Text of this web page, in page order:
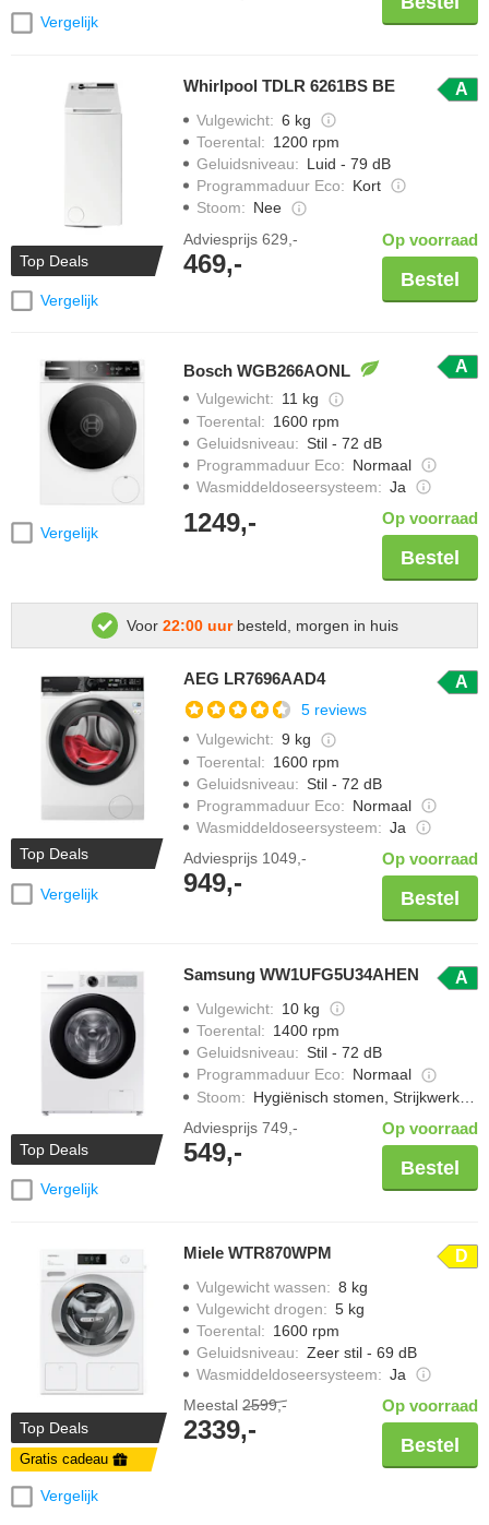
Vergelijk
Top Deals
Vergelijk
Whirlpool TDLR 6261BS BE A
Vulgewicht: 6 kg
Toerental: 1200 rpm
Geluidsniveau: Luid - 79 dB
Programmaduur Eco: Kort
Stoom: Nee
Adviesprijs 629,-
469,-
Op voorraad
Bestel
Vergelijk
Bosch WGB266AONL A
Vulgewicht: 11 kg
Toerental: 1600 rpm
Geluidsniveau: Stil - 72 dB
Programmaduur Eco: Normaal
Wasmiddeldoseersysteem: Ja
1249,- Op voorraad
Bestel
Voor 22:00 uurbesteld, morgen in huis
Top Deals
Vergelijk
AEG LR7696AAD4 A
5 reviews
Vulgewicht: 9 kg
Toerental: 1600 rpm
Geluidsniveau: Stil - 72 dB
Programmaduur Eco: Normaal
Wasmiddeldoseersysteem: Ja
Adviesprijs 1049,-
949,-
Op voorraad
Bestel
Top Deals
Vergelijk
Samsung WW1UFG5U34AHEN A
Vulgewicht: 10 kg
Toerental: 1400 rpm
Geluidsniveau: Stil - 72 dB
Programmaduur Eco: Normaal
Stoom: Hygiënisch stomen, Strijkwerk verminderen
Adviesprijs 749,-
549,-
Op voorraad
Bestel
Top Deals
Gratis cadeau
Vergelijk
Miele WTR870WPM D
Vulgewicht wassen: 8 kg
Vulgewicht drogen: 5 kg
Toerental: 1600 rpm
Geluidsniveau: Zeer stil - 69 dB
Wasmiddeldoseersysteem: Ja
Meestal 2599,-
2339,-
Op voorraad
Bestel